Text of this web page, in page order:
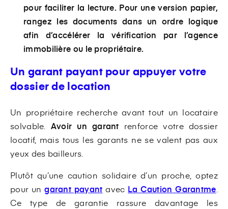
pour faciliter la lecture. Pour une version papier,
rangez les documents dans un ordre logique
afin d’accélérer la vérification par l’agence
immobilière ou le propriétaire.
Un garant payant pour appuyer votre
dossier de location
Un propriétaire recherche avant tout un locataire
solvable. Avoir un garant renforce votre dossier
locatif, mais tous les garants ne se valent pas aux
yeux des bailleurs.
Plutôt qu’une caution solidaire d’un proche, optez
pour ungarant payant avec La Caution Garantme
Ce type de garantie rassure davantage les